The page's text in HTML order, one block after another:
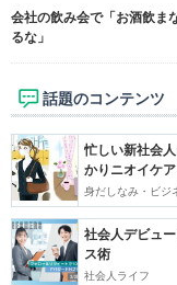
会社の飲み会で「お酒飲ま
るな」
話題のコンテンツ
忙しい新社会
かりニオイケア
身だしなみ・ビジ
社会人デビュ
ス術
社会人ライフ